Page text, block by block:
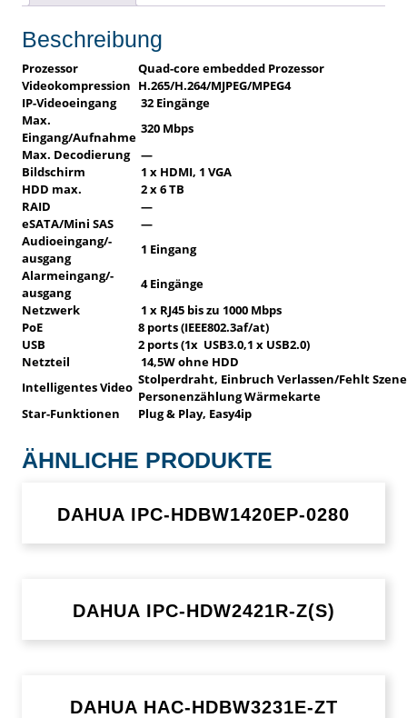
Beschreibung
Prozessor
Quad-core embedded Prozessor
Videokompression H.265/H.264/MJPEG/MPEG4
IP-Videoeingang
32 Eingänge
Max.
Eingang/Aufnahme
320 Mbps
Max. Decodierung
—
Bildschirm
1 x HDMI, 1 VGA
HDD max.
2 x 6 TB
RAID
—
eSATA/Mini SAS
—
Audioeingang/-
ausgang
1 Eingang
Alarmeingang/-
ausgang
4 Eingänge
Netzwerk
1 x RJ45 bis zu 1000 Mbps
PoE
8 ports (IEEE802.3af/at)
USB
2 ports (1x USB3.0,1 x USB2.0)
Netzteil
14,5W ohne HDD
Intelligentes Video Stolperdraht, Einbruch Verlassen/Fehlt
Personenzählung Wärmekarte
Star-Funktionen
Plug & Play, Easy4ip
ÄHNLICHE PRODUKTE
DAHUA IPC-HDBW1420EP-0280
DAHUA IPC-HDW2421R-Z(S)
DAHUA HAC-HDBW3231E-ZT